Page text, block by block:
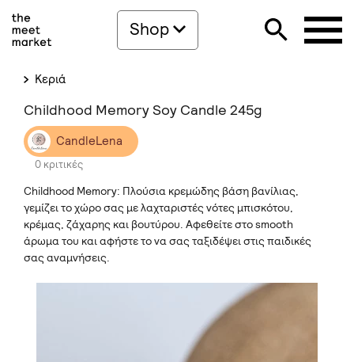
Shop
Κεριά
Childhood Memory Soy Candle 245g
CandleLena
0 κριτικές
Childhood Memory: Πλούσια κρεμώδης βάση βανίλιας,
γεμίζει το χώρο σας με λαχταριστές νότες μπισκότου,
κρέμας, ζάχαρης και βουτύρου. Αφεθείτε στο smooth
άρωμα του και αφήστε το να σας ταξιδέψει στις παιδικές
σας αναμνήσεις.